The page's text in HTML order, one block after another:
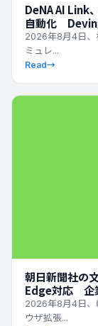
DeNA AI Link
自動化 Devin
2026年8月4日、
ミュレ...
Read→
朝日新聞社の
Edge対応 企
2026年8月4日、
ウザ拡張...